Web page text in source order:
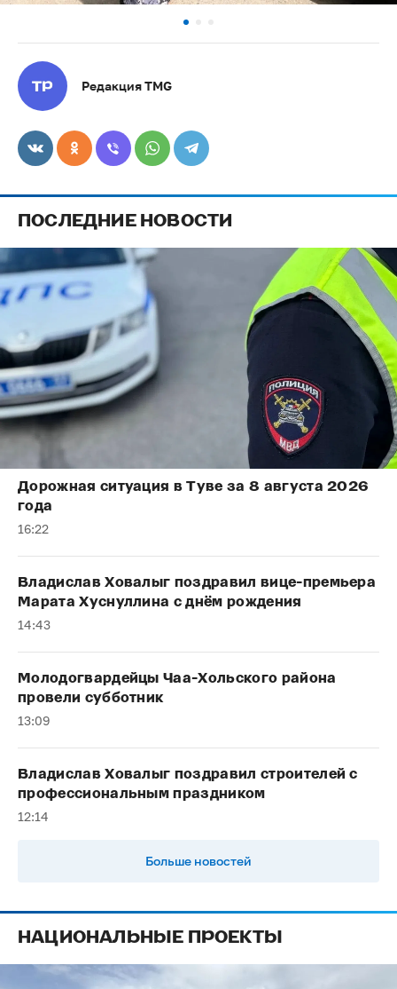
Редакция TMG
ПОСЛЕДНИЕ НОВОСТИ
Дорожная ситуация в Туве за 8 августа 2026
года
16:22
Владислав Ховалыг поздравил вице-премьера
Марата Хуснуллина с днём рождения
14:43
Молодогвардейцы Чаа-Хольского района
провели субботник
13:09
Владислав Ховалыг поздравил строителей с
профессиональным праздником
12:14
Больше новостей
НАЦИОНАЛЬНЫЕ ПРОЕКТЫ